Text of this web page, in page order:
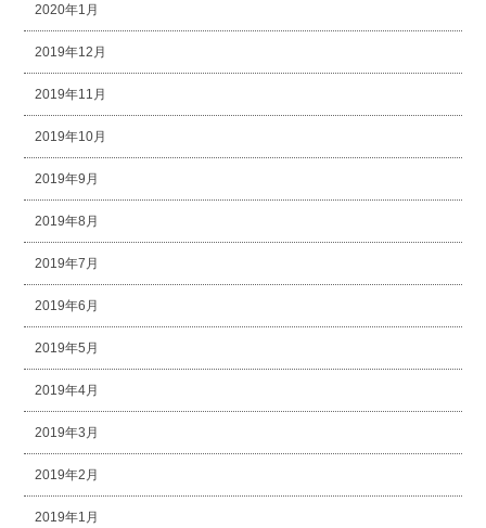
2020年1月
2019年12月
2019年11月
2019年10月
2019年9月
2019年8月
2019年7月
2019年6月
2019年5月
2019年4月
2019年3月
2019年2月
2019年1月